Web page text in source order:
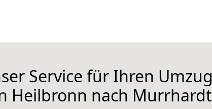
Service für Ihren Umzug
Heilbronn nach Murrhardt